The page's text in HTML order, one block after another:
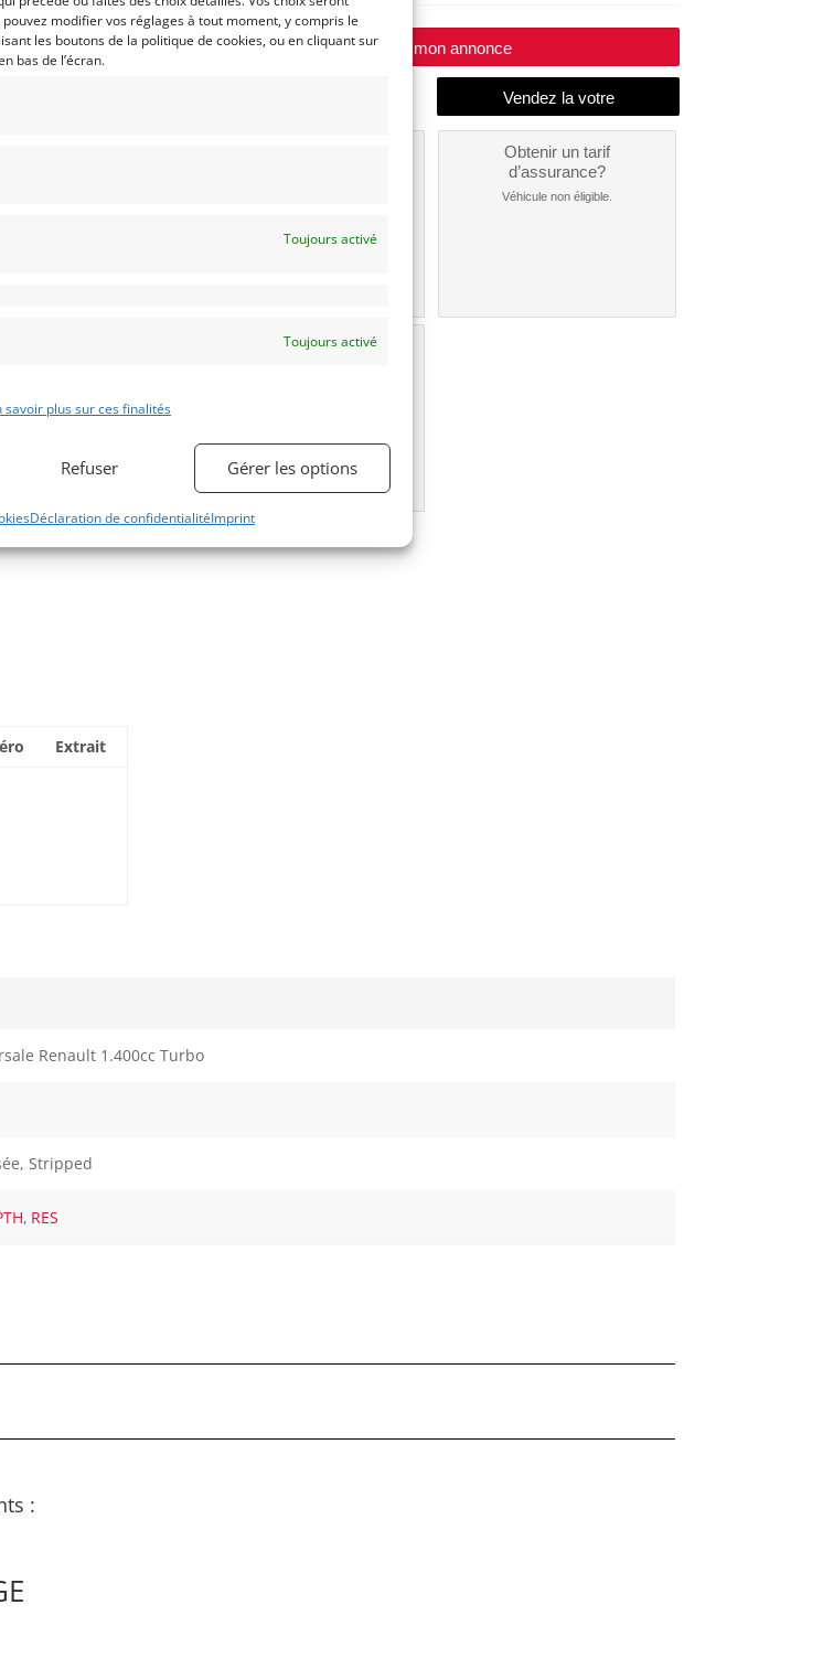
modifier vos réglages à tout moment, y compris le
les boutons de la politique de cookies, ou en cliquant sur
bas de l’écran.
Toujours activé
Toujours activé
savoir plus sur ces finalités
Refuser Gérer les options
Déclaration de confidentialitéImprint
Extrait
Modifier mon annonce
Obtenir un tarif
d’assurance?
Véhicule non éligible.
Obtenir une
Véhicule non éligible.
Renault 1.400cc Turbo
Stripped
, RES
: